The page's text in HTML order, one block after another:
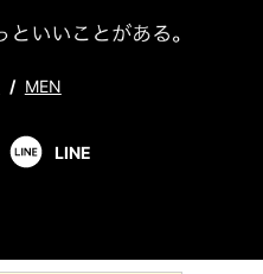
/ MEN
LINE